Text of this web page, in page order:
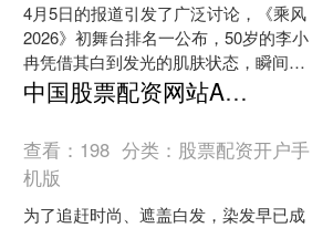
4月5日的报道引发了广泛讨论，《乘风
2026》初舞台排名一公布，50岁的李小
冉凭借其白到发光的肌肤状态，瞬间成
为网络热议的焦点。她不仅夺得了初舞
台的第二名，还因....
中国股票配资网站APP下载 有了白发想要染发又护头发？做好这 3 点更稳妥
查看： 198 分类： 股票配资开户手
机版
为了追赶时尚、遮盖白发，染发早已成